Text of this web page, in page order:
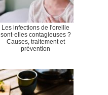
Les infections de l'oreille
sont-elles contagieuses ?
Causes, traitement et
prévention